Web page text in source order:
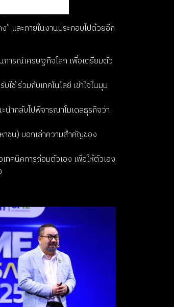
และภายในงานประกอบไปด้วยอีก
ารณ์เศรษฐกิจโลก เพื่อเตรียมตัว
ช้ ร่วมกับเทคโนโลยี เข้าใจในมุม
ำกลับไปพิจารณาโมเดลธุรกิจว่า
ชน) บอกเล่าความสำคัญของ
ทคนิคการถ่อมตัวเอง เพื่อให้ตัวเอง